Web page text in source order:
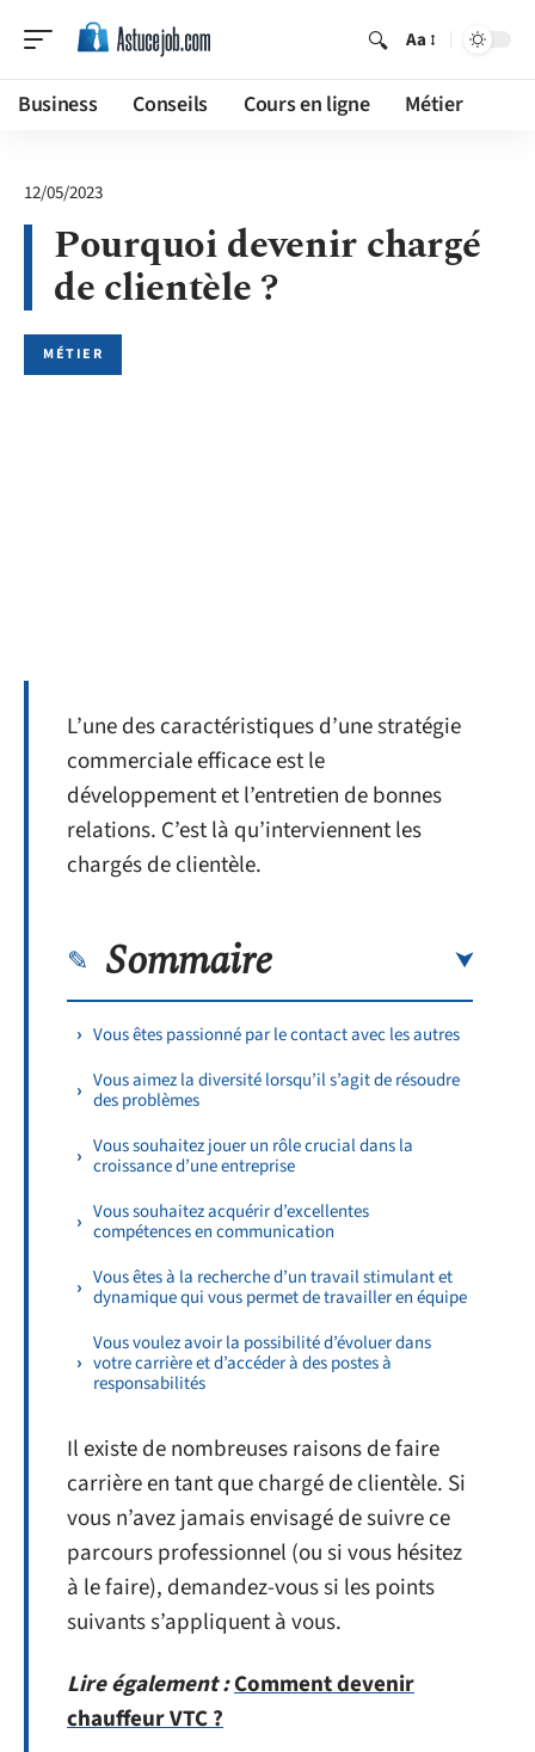
Aa
Business Conseils Cours en ligne Métier
12/05/2023
Pourquoi devenir chargé
de clientèle ?
MÉTIER
L’une des caractéristiques d’une stratégie
commerciale efficace est le
développement et l’entretien de bonnes
relations. C’est là qu’interviennent les
chargés de clientèle.
Sommaire
Vous êtes passionné par le contact avec les autres
Vous aimez la diversité lorsqu’il s’agit de résoudre
des problèmes
Vous souhaitez jouer un rôle crucial dans la
croissance d’une entreprise
Vous souhaitez acquérir d’excellentes
compétences en communication
Vous êtes à la recherche d’un travail stimulant et
dynamique qui vous permet de travailler en équipe
Vous voulez avoir la possibilité d’évoluer dans
votre carrière et d’accéder à des postes à
responsabilités
Il existe de nombreuses raisons de faire
carrière en tant que chargé de clientèle. Si
vous n’avez jamais envisagé de suivre ce
parcours professionnel (ou si vous hésitez
à le faire), demandez-vous si les points
suivants s’appliquent à vous.
Lire également :Comment devenir
chauffeur VTC ?